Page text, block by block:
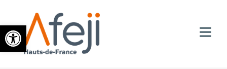
Ouvrir la barre d’outils